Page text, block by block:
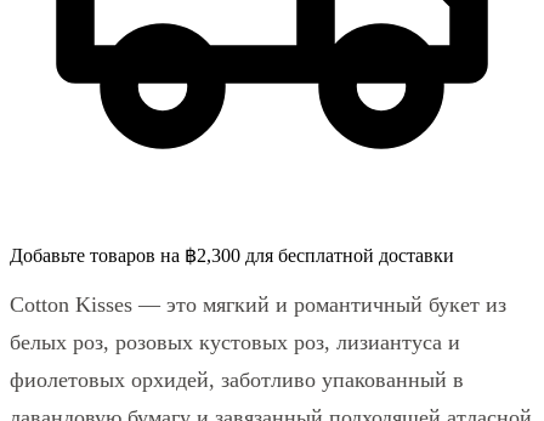
Добавьте товаров на ฿2,300 для бесплатной доставки
Cotton Kisses — это мягкий и романтичный букет из
белых роз, розовых кустовых роз, лизиантуса и
фиолетовых орхидей, заботливо упакованный в